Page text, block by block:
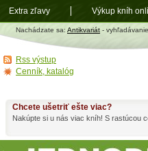
Nachádzate sa: Antikvariát - vyhľadávanie
Chcete ušetriť ešte viac?
Nakúpte si u nás viac kníh! S rastúcou
Rss výstup
Cenník, katalóg
Extra zľavy Výkup kníh